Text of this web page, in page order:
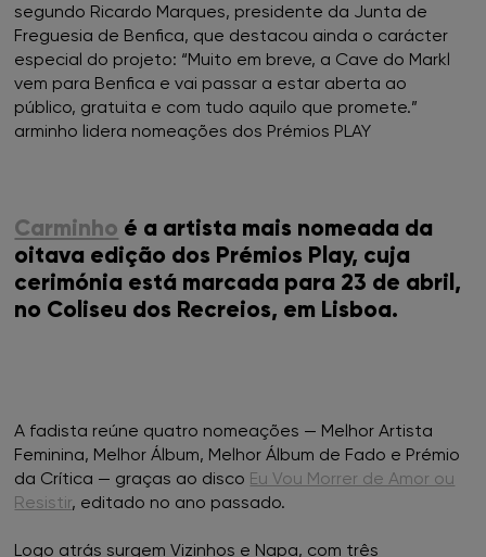
FNAC Oeiras
FNAC Penafiel
FNAC Setúbal
FNAC Torres Novas
FNAC UBBO
FNAC Vila Real
FNAC Viseu
segundo Ricardo Marques, presidente da Junta de
Freguesia de Benfica, que destacou ainda o carácter
especial do projeto: “Muito em breve, a Cave do Markl
vem para Benfica e vai passar a estar aberta ao
público, gratuita e com tudo aquilo que promete.”
arminho lidera nomeações dos Prémios PLAY
Carminho é a artista mais nomeada da
oitava edição dos Prémios Play, cuja
cerimónia está marcada para 23 de abril,
no Coliseu dos Recreios, em Lisboa.
A fadista reúne quatro nomeações — Melhor Artista
Feminina, Melhor Álbum, Melhor Álbum de Fado e Prémio
da Crítica — graças ao disco Eu Vou Morrer de Amor ou
Resistir, editado no ano passado.
Logo atrás surgem Vizinhos e Napa, com três